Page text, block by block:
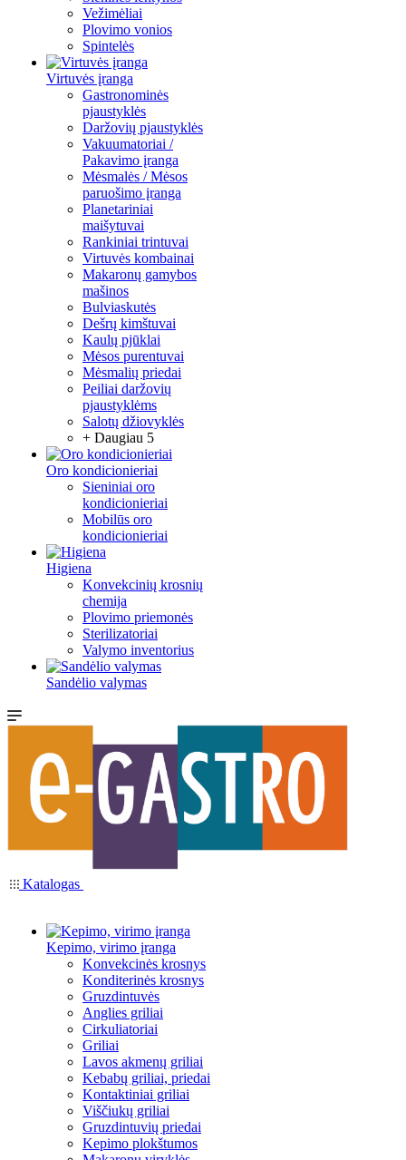
Vežimėliai
Plovimo vonios
Spintelės
Virtuvės įranga
Gastronominės
pjaustyklės
Daržovių pjaustyklės
Vakuumatoriai /
Pakavimo įranga
Mėsmalės / Mėsos
paruošimo įranga
Planetariniai
maišytuvai
Rankiniai trintuvai
Virtuvės kombainai
Makaronų gamybos
mašinos
Bulviaskutės
Dešrų kimštuvai
Kaulų pjūklai
Mėsos purentuvai
Mėsmalių priedai
Peiliai daržovių
pjaustyklėms
Salotų džiovyklės
+ Daugiau 5
Oro kondicionieriai
Sieniniai oro
kondicionieriai
Mobilūs oro
kondicionieriai
Higiena
Konvekcinių krosnių
chemija
Plovimo priemonės
Sterilizatoriai
Valymo inventorius
Sandėlio valymas
Katalogas
Kepimo, virimo įranga
Konvekcinės krosnys
Konditerinės krosnys
Gruzdintuvės
Anglies griliai
Cirkuliatoriai
Griliai
Lavos akmenų griliai
Kebabų griliai, priedai
Kontaktiniai griliai
Viščiukų griliai
Gruzdintuvių priedai
Kepimo plokštumos